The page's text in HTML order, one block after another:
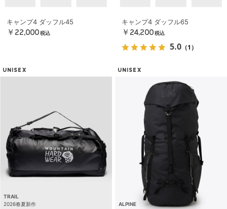
キャンプ4 ダッフル45
￥22,000 税込
キャンプ4 ダッフル65
￥24,200 税込
5.0 （1）
UNISEX
TRAIL
2026春夏新作
UNISEX
ALPINE